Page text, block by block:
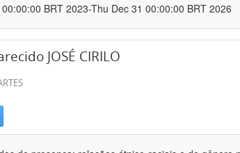
BRT 2023-Thu Dec 31 00:00:00 BRT 2026
JOSÉ CIRILO